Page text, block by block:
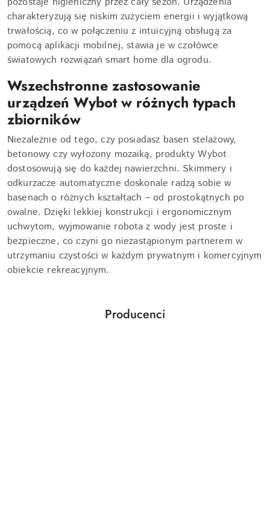
charakteryzują się niskim zużyciem energii i wyjątkową
trwałością, co w połączeniu z intuicyjną obsługą za
pomocą aplikacji mobilnej, stawia je w czołówce
światowych rozwiązań smart home dla ogrodu.
Wszechstronne zastosowanie
urządzeń Wybot w różnych typach
zbiorników
Niezależnie od tego, czy posiadasz basen stelażowy,
betonowy czy wyłożony mozaiką, produkty Wybot
dostosowują się do każdej nawierzchni. Skimmery i
odkurzacze automatyczne doskonale radzą sobie w
basenach o różnych kształtach – od prostokątnych po
owalne. Dzięki lekkiej konstrukcji i ergonomicznym
uchwytom, wyjmowanie robota z wody jest proste i
bezpieczne, co czyni go niezastąpionym partnerem w
utrzymaniu czystości w każdym prywatnym i komercyjnym
obiekcie rekreacyjnym.
Pomiń karuzelę producentów
Producenci